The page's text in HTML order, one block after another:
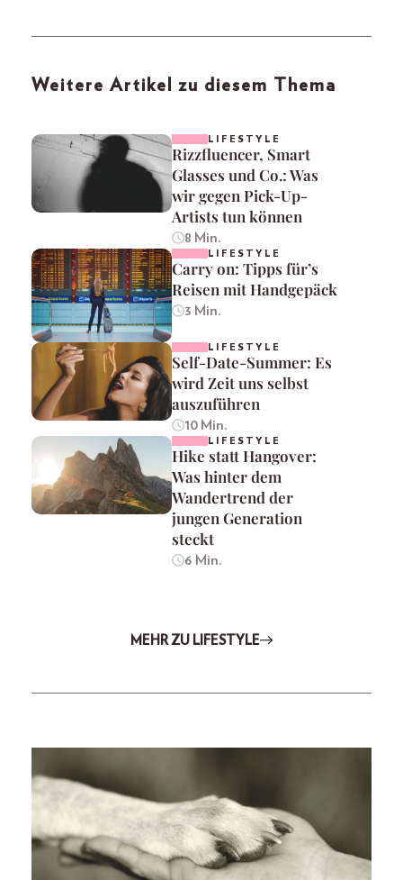
Weitere Artikel zu diesem Thema
LIFESTYLE
Rizzfluencer, Smart
Glasses und Co.: Was
wir gegen Pick-Up-
Artists tun können
8 Min.
LIFESTYLE
Carry on: Tipps für’s
Reisen mit Handgepäck
3 Min.
LIFESTYLE
Self-Date-Summer: Es
wird Zeit uns selbst
auszuführen
10 Min.
LIFESTYLE
Hike statt Hangover:
Was hinter dem
Wandertrend der
jungen Generation
steckt
6 Min.
MEHR ZU LIFESTYLE